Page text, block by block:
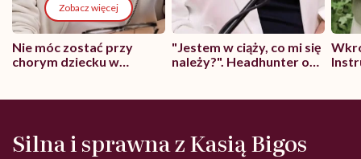
Zobacz więcej
Nie móc zostać przy
chorym dziecku w
może chyba tylko
wyobraźni"
"Jestem w ciąży, co mi się
należy?". Headhunter o
pracy
Silna i sprawna z Kasią Bigos